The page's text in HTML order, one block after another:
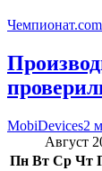
Чемпионат.com
MobiDevices2
Август
Пн Вт Ср Чт